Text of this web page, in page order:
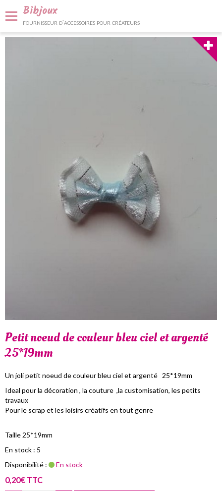
Bibjoux
fournisseur d'accessoires pour créateurs
Petit noeud de couleur bleu ciel et argenté
25*19mm
Un joli petit noeud de couleur bleu ciel et argenté 25*19mm
Ideal pour la décoration , la couture ,la customisation, les petits
travaux
Pour le scrap et les loisirs créatifs en tout genre
Taille 25*19mm
En stock : 5
Disponibilité :
En stock
0,20€ TTC